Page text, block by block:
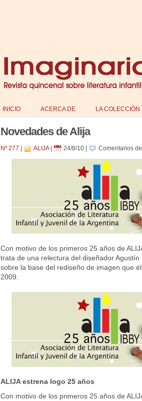
INICIO ACERCA DE LA COLECCIÓN
Novedades de Alija
Nº 277 ALIJA| 24/8/10| Comentarios
Con motivo de los primeros 25 años de
trata de una relectura del diseñador
sobre la base del rediseño de imagen que
2009.
ALIJA estrena logo 25 años
Con motivo de los primeros 25 años de